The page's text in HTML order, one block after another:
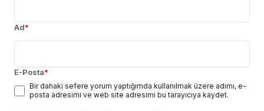
Ad*
E-Posta*
Bir dahaki sefere yorum yaptığımda kullanılmak üzere adımı, e-
posta adresimi ve web site adresimi bu tarayıcıya kaydet.